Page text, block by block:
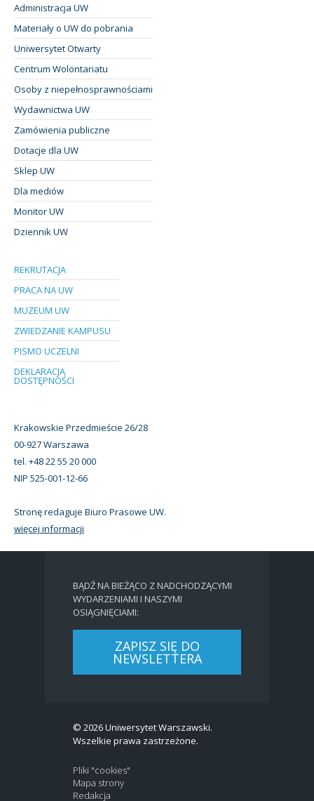
Administracja UW
Materiały o UW do pobrania
Uniwersytet Otwarty
Centrum Wolontariatu
Osoby z niepełnosprawnościami
Wydawnictwa UW
Zamówienia publiczne
Dotacje dla UW
Sklep UW
Dla mediów
Monitor UW
Dziennik UW
REKRUTACJA
PRACA NA UW
MUZEUM UW
ZWIEDZANIE KAMPUSU
PISMO UCZELNI
DEKLARACJA
DOSTĘPNOŚCI
Krakowskie Przedmieście 26/28
00-927 Warszawa
tel. +48 22 55 20 000
NIP 525-001-12-66
Stronę redaguje Biuro Prasowe UW.
więcej informacji
BĄDŹ NA BIEŻĄCO Z NADCHODZĄCYMI
WYDARZENIAMI I NASZYMI
OSIĄGNIĘCIAMI:
ZAPISZ SIĘ DO
NEWSLETTERA
© 2026 Uniwersytet Warszawski.
Wszelkie prawa zastrzeżone.
Pliki "cookies"
Mapa strony
Redakcja